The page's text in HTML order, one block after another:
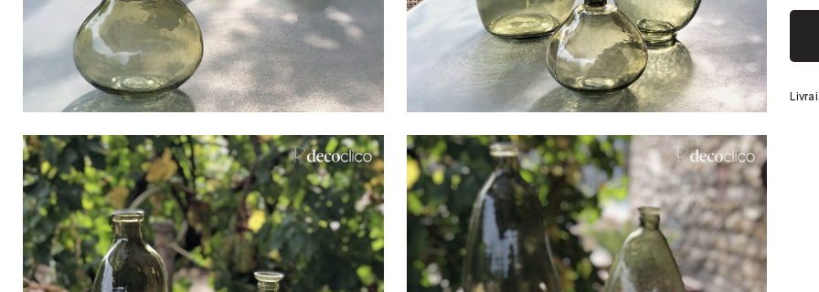
Bistrot
Bord de mer
Brocante
Contemporain
Esprit Haussmannien
Grand hôtel
Naturel
Velours
Bois blond
Papier mâché
Verre
Zinc et galva
Argenté